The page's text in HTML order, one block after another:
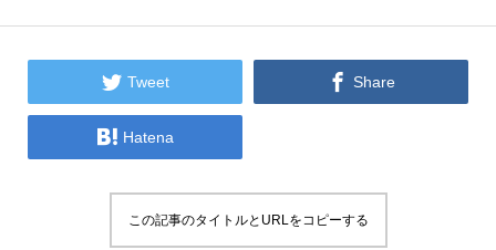
 Tweet  Share
 Hatena
この記事のタイトルとURLをコピーする